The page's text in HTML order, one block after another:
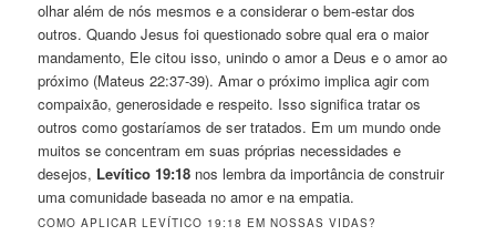
olhar além de nós mesmos e a considerar o bem-estar dos
outros. Quando Jesus foi questionado sobre qual era o maior
mandamento, Ele citou isso, unindo o amor a Deus e o amor ao
próximo (Mateus 22:37-39). Amar o próximo implica agir com
compaixão, generosidade e respeito. Isso significa tratar os
outros como gostaríamos de ser tratados. Em um mundo onde
muitos se concentram em suas próprias necessidades e
desejos, Levítico 19:18 nos lembra da importância de construir
uma comunidade baseada no amor e na empatia.
COMO APLICAR LEVÍTICO 19:18 EM NOSSAS VIDAS?